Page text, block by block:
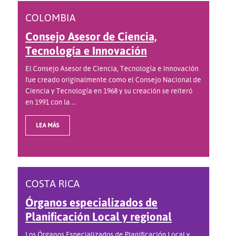
COLOMBIA
Consejo Asesor de Ciencia,
Tecnología e Innovación
El Consejo Asesor de Ciencia, Tecnología e Innovación
fue creado originalmente como el Consejo Nacional de
Ciencia y Tecnología en 1968 y su creación se reiteró
en 1991 con la ...
LEA MÁS
COSTA RICA
Órganos especializados de
Planificación Local y regional
Los Órganos Especializados de Planificación Local y